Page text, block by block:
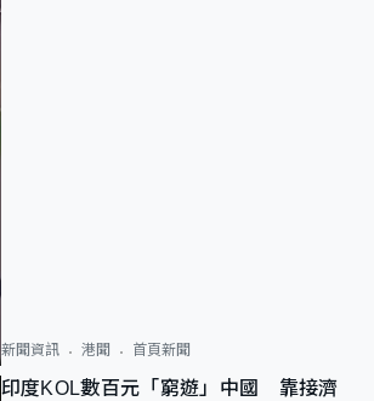
新聞資訊 港聞 首頁新聞
印度KOL數百元「窮遊」中國 靠接濟